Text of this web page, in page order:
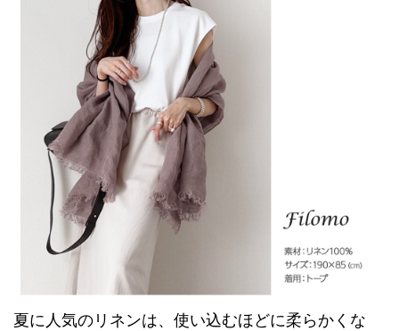
夏に人気のリネンは、使い込むほどに柔らかくな